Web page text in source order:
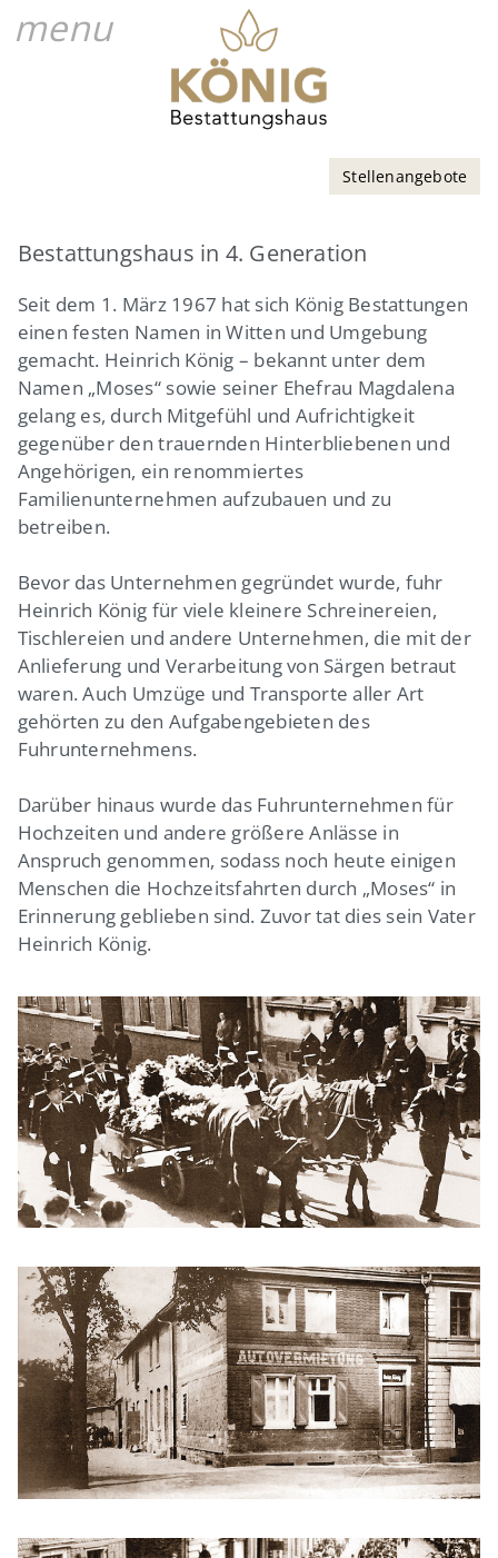
Stellenangebote
Bestattungshaus in 4. Generation
Seit dem 1. März 1967 hat sich König Bestattungen
einen festen Namen in Witten und Umgebung
gemacht. Heinrich König – bekannt unter dem
Namen „Moses“ sowie seiner Ehefrau Magdalena
gelang es, durch Mitgefühl und Aufrichtigkeit
gegenüber den trauernden Hinterbliebenen und
Angehörigen, ein renommiertes
Familienunternehmen aufzubauen und zu
betreiben.
Bevor das Unternehmen gegründet wurde, fuhr
Heinrich König für viele kleinere Schreinereien,
Tischlereien und andere Unternehmen, die mit der
Anlieferung und Verarbeitung von Särgen betraut
waren. Auch Umzüge und Transporte aller Art
gehörten zu den Aufgabengebieten des
Fuhrunternehmens.
Darüber hinaus wurde das Fuhrunternehmen für
Hochzeiten und andere größere Anlässe in
Anspruch genommen, sodass noch heute einigen
Menschen die Hochzeitsfahrten durch „Moses“ in
Erinnerung geblieben sind. Zuvor tat dies sein Vater
Heinrich König.
menu